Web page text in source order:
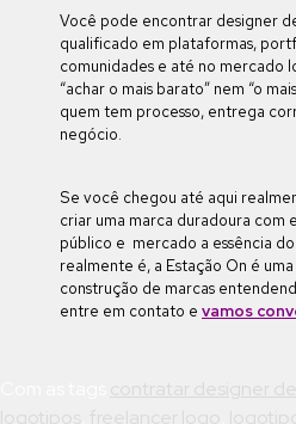
Você pode encontrar designer
qualificado em plataformas,
comunidades e até no mercado
“achar o mais barato” nem “o
quem tem processo, entrega
negócio.
Se você chegou até aqui
criar uma marca duradoura com
público e mercado a essência
realmente é, a Estação On é
construção de marcas
entre em contato e vamos